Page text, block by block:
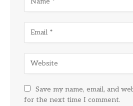
Save my name, email, and
for the next time I comment.